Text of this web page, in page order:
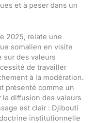
et à peser dans un
2025, relate une
somalien en visite
sur des valeurs
de travailler
à la modération.
présenté comme un
diffusion des valeurs
est clair : Djibouti
institutionnelle